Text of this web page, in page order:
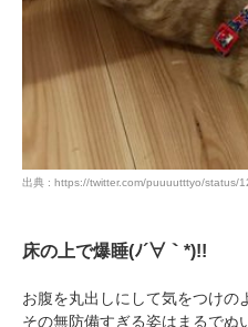
出典 : https://twitter.com/puuuutttyo/status/
床の上で爆睡(ﾉ´∀｀*)!!
お腹を丸出しにして気をつけの
その無防備すぎる姿はまるでぬ
pecodogs
いぬ部をフォロー
アプリを